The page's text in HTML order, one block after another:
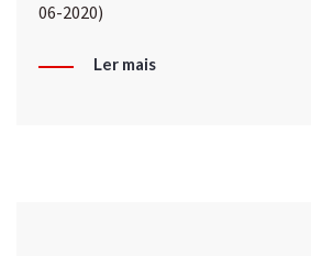
06-2020)
Ler mais